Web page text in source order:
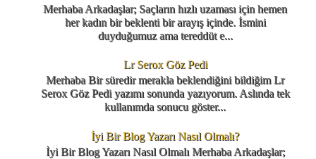
Merhaba Arkadaşlar; Saçların hızlı uzaması için hemen
her kadın bir beklenti bir arayış içinde. İsmini
duyduğumuz ama tereddüt e...
Lr Serox Göz Pedi
Merhaba Bir süredir merakla beklendiğini bildiğim Lr
Serox Göz Pedi yazımı sonunda yazıyorum. Aslında tek
kullanımda sonucu göster...
İyi Bir Blog Yazarı Nasıl Olmalı?
İyi Bir Blog Yazarı Nasıl Olmalı Merhaba Arkadaşlar;